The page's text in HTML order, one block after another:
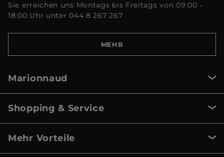
Sie erreichen uns Montags bis Freitags von 09:00 -
18:00 Uhr unter 044 8 267 267
MEHR
Marionnaud
Shopping & Service
Mehr Vorteile